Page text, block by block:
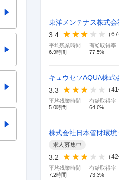
東洋メンテナス株式会
3.4
（67
平均残業時間
6.9時間
有給取得率
77.5%
キュウセツAQUA株式
3.3
（41
平均残業時間
5.0時間
有給取得率
64.0%
株式会社日本管財環境
求人募集中
3.2 （42
平均残業時間
7.2時間
有給取得率
73.3%